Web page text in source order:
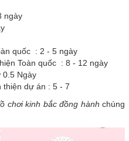
ngày
quốc : 2 - 5 ngày
Toàn quốc : 8 - 12 ngày
0.5 Ngày
thiện dự án : 5 - 7
chơi kinh bắc đồng hành chúng